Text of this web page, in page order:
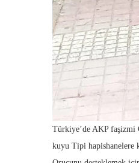
Türkiye’de AKP faşizmi
kuyu Tipi hapishanelere